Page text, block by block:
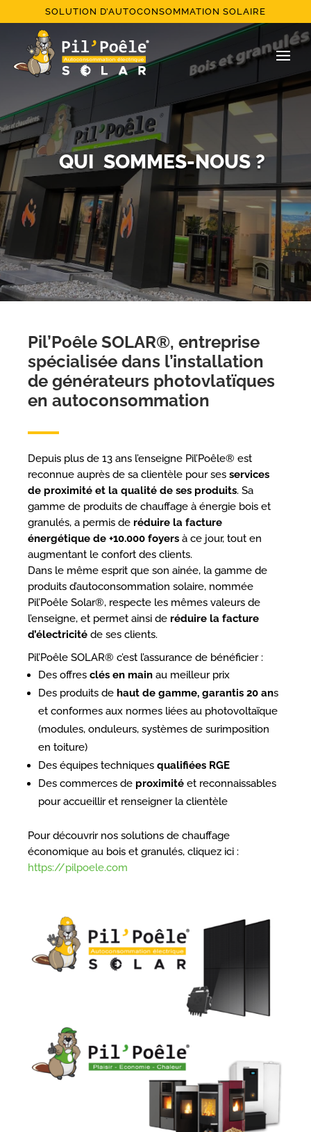
SOLUTION D’AUTOCONSOMMATION SOLAIRE
QUI SOMMES-NOUS ?
Pil’Poêle SOLAR®, entreprise
spécialisée dans l’installation
de générateurs photovlatïques
en autoconsommation
Depuis plus de 13 ans l’enseigne Pil’Poêle® est
reconnue auprès de sa clientèle pour ses services
de proximité et la qualité de ses produits. Sa
gamme de produits de chauffage à énergie bois et
granulés, a permis de réduire la facture
énergétique de +10.000 foyers à ce jour, tout en
augmentant le confort des clients.
Dans le même esprit que son ainée, la gamme de
produits d’autoconsommation solaire, nommée
Pil’Poêle Solar®, respecte les mêmes valeurs de
l’enseigne, et permet ainsi de réduire la facture
d’électricité de ses clients.
Pil’Poêle SOLAR® c’est l’assurance de bénéficier :
Des offres clés en main au meilleur prix
Des produits de haut de gamme, garantis 20 ans
et conformes aux normes liées au photovoltaïque
(modules, onduleurs, systèmes de surimposition
en toiture)
Des équipes techniques qualifiées RGE
Des commerces de proximité et reconnaissables
pour accueillir et renseigner la clientèle
Pour découvrir nos solutions de chauffage
économique au bois et granulés, cliquez ici :
https://pilpoele.com